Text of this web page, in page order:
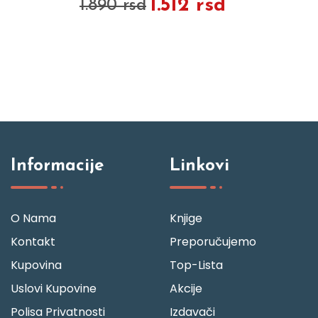
1.450 rsd 1.160 rsd
Informacije
O Nama
Kontakt
Kupovina
Uslovi Kupovine
Polisa Privatnosti
Linkovi
Knjige
Preporučujemo
Top-Lista
Akcije
Izdavači